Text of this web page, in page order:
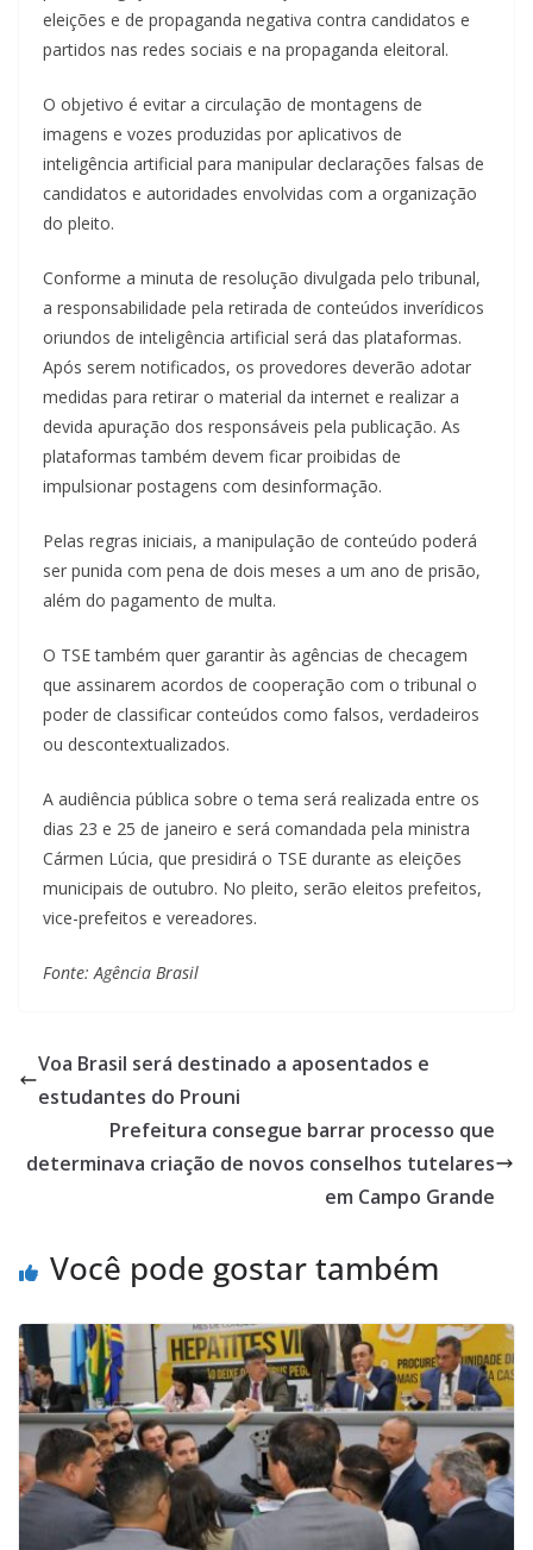
eleições e de propaganda negativa contra candidatos e
partidos nas redes sociais e na propaganda eleitoral.
O objetivo é evitar a circulação de montagens de
imagens e vozes produzidas por aplicativos de
inteligência artificial para manipular declarações falsas de
candidatos e autoridades envolvidas com a organização
do pleito.
Conforme a minuta de resolução divulgada pelo tribunal,
a responsabilidade pela retirada de conteúdos inverídicos
oriundos de inteligência artificial será das plataformas.
Após serem notificados, os provedores deverão adotar
medidas para retirar o material da internet e realizar a
devida apuração dos responsáveis pela publicação. As
plataformas também devem ficar proibidas de
impulsionar postagens com desinformação.
Pelas regras iniciais, a manipulação de conteúdo poderá
ser punida com pena de dois meses a um ano de prisão,
além do pagamento de multa.
O TSE também quer garantir às agências de checagem
que assinarem acordos de cooperação com o tribunal o
poder de classificar conteúdos como falsos, verdadeiros
ou descontextualizados.
A audiência pública sobre o tema será realizada entre os
dias 23 e 25 de janeiro e será comandada pela ministra
Cármen Lúcia, que presidirá o TSE durante as eleições
municipais de outubro. No pleito, serão eleitos prefeitos,
vice-prefeitos e vereadores.
Fonte: Agência Brasil
Voa Brasil será destinado a aposentados e
estudantes do Prouni
Prefeitura consegue barrar processo que
determinava criação de novos conselhos tutelares
em Campo Grande
Você pode gostar também